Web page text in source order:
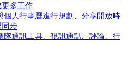
更多工作
個人行事曆進行規劃、分享開放時
同步
隊通訊工具、視訊通話、評論、行